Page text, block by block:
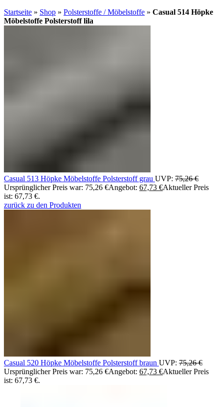
Startseite » Shop » Polsterstoffe / Möbelstoffe » Casual 514 Höpke
Möbelstoffe Polsterstoff lila
Casual 513 Höpke Möbelstoffe Polsterstoff grau UVP: 75,26€
Ursprünglicher Preis war: 75,26 €Angebot: 67,73 €Aktueller Preis
ist: 67,73 €.
zurück zu den Produkten
Casual 520 Höpke Möbelstoffe Polsterstoff braun UVP: 75,26€
Ursprünglicher Preis war: 75,26 €Angebot: 67,73 €Aktueller Preis
ist: 67,73 €.